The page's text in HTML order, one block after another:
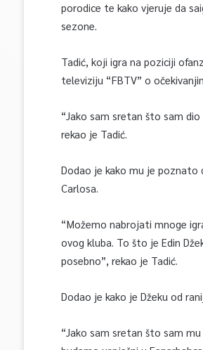
porodice te kako vjeruje da
sezone.
Tadić, koji igra na poziciji
televiziju “FBTV” o
“Jako sam sretan što sam
rekao je Tadić.
Dodao je kako mu je poznato
Carlosa.
“Možemo nabrojati mnoge
ovog kluba. To što je Edin
posebno”, rekao je Tadić.
Dodao je kako je Džeku od
“Jako sam sretan što sam